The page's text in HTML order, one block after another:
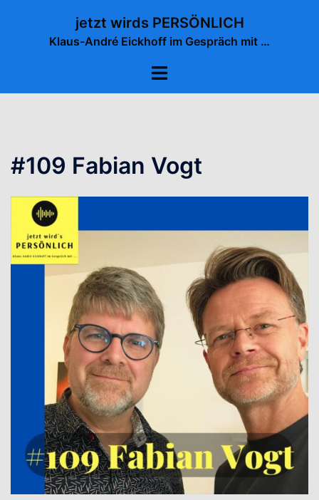
jetzt wirds PERSÖNLICH
Klaus-André Eickhoff im Gespräch mit …
Menü
#109 Fabian Vogt